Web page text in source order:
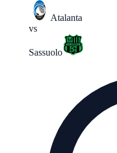
Atalanta
vs
Sassuolo